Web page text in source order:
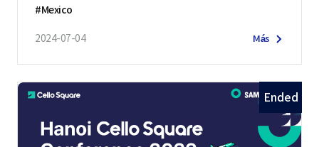
#Mexico
2024-07-04 Más
Ended